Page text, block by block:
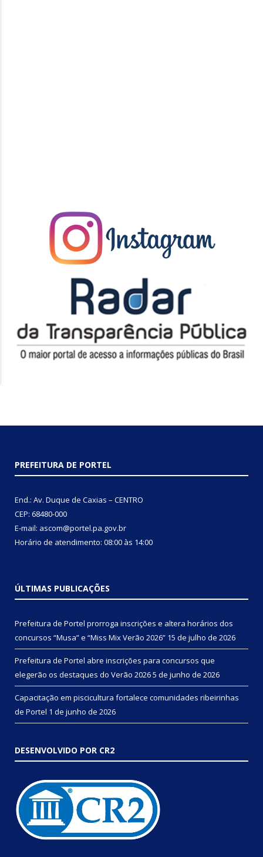
PREFEITURA DE PORTEL
End.: Av. Duque de Caxias – CENTRO
CEP: 68480-000
E-mail: ascom@portel.pa.gov.br
Horário de atendimento: 08:00 às 14:00
ÚLTIMAS PUBLICAÇÕES
Prefeitura de Portel prorroga inscrições e altera horários dos
concursos “Musa” e “Miss Mix Verão 2026” 15 de julho de 2026
Prefeitura de Portel abre inscrições para concursos que
elegerão os destaques do Verão 20265 de junho de 2026
Capacitação em piscicultura fortalece comunidades ribeirinhas
de Portel 1 de junho de 2026
DESENVOLVIDO POR CR2